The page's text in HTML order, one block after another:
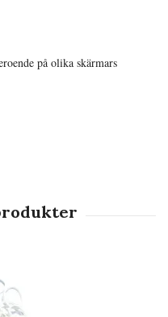
på olika skärmars